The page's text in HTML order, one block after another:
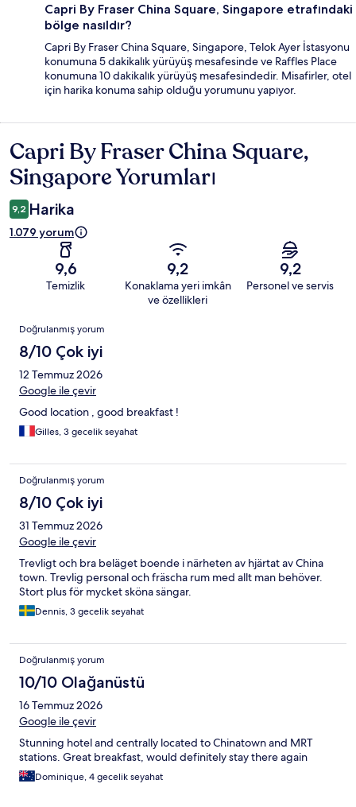
Capri By Fraser China Square, Singapore etrafındaki
bölge nasıldır?
Capri By Fraser China Square, Singapore, Telok Ayer İstasyonu
konumuna 5 dakikalık yürüyüş mesafesinde ve Raffles Place
konumuna 10 dakikalık yürüyüş mesafesindedir. Misafirler, otel
için harika konuma sahip olduğu yorumunu yapıyor.
Yorumlar
Capri By Fraser China Square,
Singapore Yorumları
9,2 Harika
1.079 yorum
9,6
Temizlik
9,2
Konaklama yeri imkân
ve özellikleri
9,2
Personel ve servis
Yorumlar
Doğrulanmış yorum
8/10 Çok iyi
12 Temmuz 2026
Google ile çevir
Good location , good breakfast !
Gilles, 3 gecelik seyahat
Doğrulanmış yorum
8/10 Çok iyi
31 Temmuz 2026
Google ile çevir
Trevligt och bra beläget boende i närheten av hjärtat av China
town. Trevlig personal och fräscha rum med allt man behöver.
Stort plus för mycket sköna sängar.
Dennis, 3 gecelik seyahat
Doğrulanmış yorum
10/10 Olağanüstü
16 Temmuz 2026
Google ile çevir
Stunning hotel and centrally located to Chinatown and MRT
stations. Great breakfast, would definitely stay there again
Dominique, 4 gecelik seyahat